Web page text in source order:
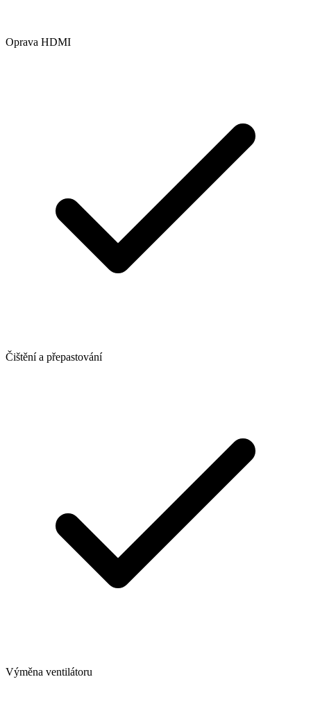
Oprava HDMI
Čištění a přepastování
Výměna ventilátoru